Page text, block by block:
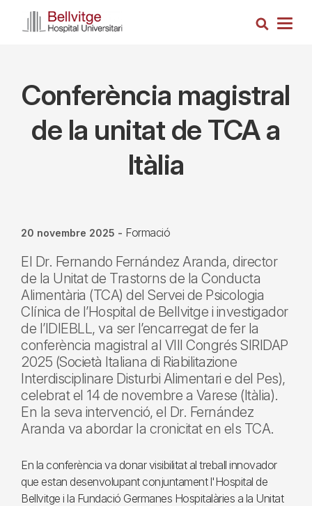
Cerca
Conferència magistral
de la unitat de TCA a
Itàlia
20 novembre 2025 - Formació
El Dr. Fernando Fernández Aranda, director
de la Unitat de Trastorns de la Conducta
Alimentària (TCA) del Servei de Psicologia
Clínica de l’Hospital de Bellvitge i investigador
de l’IDIEBLL, va ser l’encarregat de fer la
conferència magistral al VIII Congrés SIRIDAP
2025 (Società Italiana di Riabilitazione
Interdisciplinare Disturbi Alimentari e del Pes),
celebrat el 14 de novembre a Varese (Itàlia).
En la seva intervenció, el Dr. Fernández
Aranda va abordar la cronicitat en els TCA.
En la conferència va donar visibilitat al treball innovador
que estan desenvolupant conjuntament l'Hospital de
Bellvitge i la Fundació Germanes Hospitalàries a la Unitat